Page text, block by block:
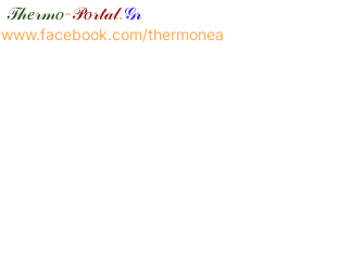
𝒯𝒽𝑒𝓇𝓂𝑜-𝒫𝑜𝓇𝓉𝒶𝓁.𝒢𝓇
www.facebook.com/thermonea